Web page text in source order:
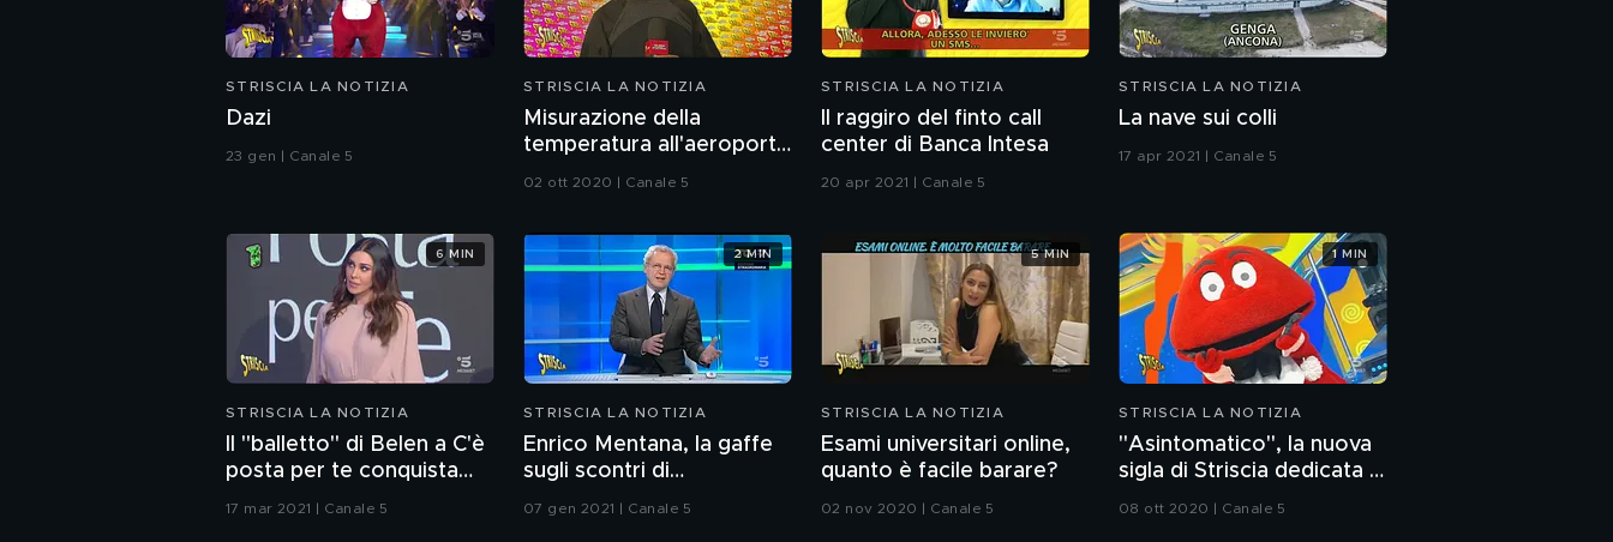
STRISCIA LA NOTIZIA
Dazi
23 gen | Canale 5
STRISCIA LA NOTIZIA
Misurazione della
temperatura all'aeroporto
di Malpensa
02 ott 2020 | Canale 5
STRISCIA LA NOTIZIA
Il raggiro del finto call
center di Banca Intesa
20 apr 2021 | Canale 5
STRISCIA LA NOTIZIA
La nave sui colli
17 apr 2021 | Canale 5
STRISCIA LA NOTIZIA
Il "balletto" di Belen a C'è
posta per te conquista
17 mar 2021 | Canale 5
6 MIN
STRISCIA LA NOTIZIA
Enrico Mentana, la gaffe
sugli scontri di
Washington
07 gen 2021 | Canale 5
2 MIN
STRISCIA LA NOTIZIA
Esami universitari online,
quanto è facile barare?
02 nov 2020 | Canale 5
5 MIN
STRISCIA LA NOTIZIA
"Asintomatico", la nuova
sigla di Striscia dedicata al
08 ott 2020 | Canale 5
1 MIN